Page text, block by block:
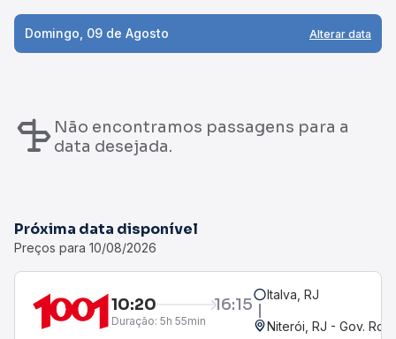
Domingo, 09 de Agosto Alterar data
Não encontramos passagens para a
data desejada.
Próxima data disponível
Preços para 10/08/2026
10:20 16:15
Duração: 5h 55min
Italva, RJ
Niterói, RJ - Gov.